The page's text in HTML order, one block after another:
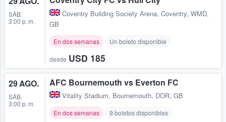
SÁB.
3:00 p. m.
Coventry Building Society Arena, Coventry, WMD,
GB
En dos semanas Un boleto disponible
desde USD 185
29 AGO.
SÁB.
3:00 p. m.
AFC Bournemouth vs Everton FC
Vitality Stadium, Bournemouth, DOR, GB
En dos semanas 9 boletos disponibles